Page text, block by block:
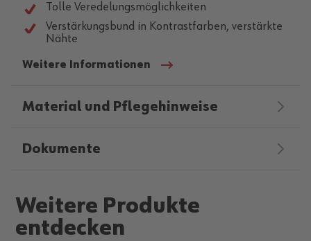
Tolle Veredelungsmöglichkeiten
Verstärkungsbund in Kontrastfarben, verstärkte
Nähte
Weitere Informationen
Material und Pflegehinweise
Dokumente
Weitere Produkte
entdecken